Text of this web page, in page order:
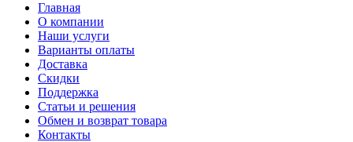
Главная
О компании
Наши услуги
Варианты оплаты
Доставка
Скидки
Поддержка
Статьи и решения
Обмен и возврат товара
Контакты